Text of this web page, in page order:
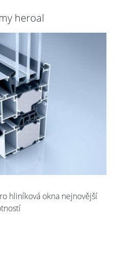
heroal
hliníková okna nejnovější